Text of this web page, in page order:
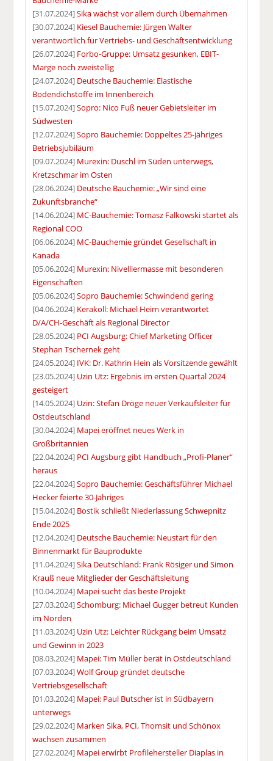
[31.07.2024]Sika wächst vor allem durch Übernahmen
[30.07.2024] Kiesel Bauchemie: Jürgen Walter
verantwortlich für Vertriebs- und Geschäftsentwicklung
[26.07.2024] Forbo-Gruppe: Umsatz gesunken, EBIT-
Marge noch zweistellig
[24.07.2024] Deutsche Bauchemie: Elastische
Bodendichstoffe im Innenbereich
[15.07.2024]Sopro: Nico Fuß neuer Gebietsleiter im
Südwesten
[12.07.2024]Sopro Bauchemie: Doppeltes 25-jähriges
Betriebsjubiläum
[09.07.2024] Murexin: Duschl im Süden unterwegs,
Kretzschmar im Osten
[28.06.2024] Deutsche Bauchemie: „Wir sind eine
Zukunftsbranche“
[14.06.2024] MC-Bauchemie: Tomasz Falkowski startet als
Regional COO
[06.06.2024] MC-Bauchemie gründet Gesellschaft in
Kanada
[05.06.2024] Murexin: Nivelliermasse mit besonderen
Eigenschaften
[05.06.2024]Sopro Bauchemie: Schwindend gering
[04.06.2024] Kerakoll: Michael Heim verantwortet
D/A/CH-Geschäft als Regional Director
[28.05.2024] PCI Augsburg: Chief Marketing Officer
Stephan Tschernek geht
[24.05.2024] IVK: Dr. Kathrin Hein als Vorsitzende gewählt
[23.05.2024] Uzin Utz: Ergebnis im ersten Quartal 2024
gesteigert
[14.05.2024] Uzin: Stefan Dröge neuer Verkaufsleiter für
Ostdeutschland
[30.04.2024] Mapei eröffnet neues Werk in
Großbritannien
[22.04.2024] PCI Augsburg gibt Handbuch „Profi-Planer“
heraus
[22.04.2024]Sopro Bauchemie: Geschäftsführer Michael
Hecker feierte 30-Jähriges
[15.04.2024] Bostik schließt Niederlassung Schwepnitz
Ende 2025
[12.04.2024] Deutsche Bauchemie: Neustart für den
Binnenmarkt für Bauprodukte
[11.04.2024]Sika Deutschland: Frank Rösiger und Simon
Krauß neue Mitglieder der Geschäftsleitung
[10.04.2024] Mapei sucht das beste Projekt
[27.03.2024]Schomburg: Michael Gugger betreut Kunden
im Norden
[11.03.2024] Uzin Utz: Leichter Rückgang beim Umsatz
und Gewinn in 2023
[08.03.2024] Mapei: Tim Müller berät in Ostdeutschland
[07.03.2024]Wolf Group gründet deutsche
Vertriebsgesellschaft
[01.03.2024] Mapei: Paul Butscher ist in Südbayern
unterwegs
[29.02.2024] Marken Sika, PCI, Thomsit und Schönox
wachsen zusammen
[27.02.2024] Mapei erwirbt Profilehersteller Diaplas in